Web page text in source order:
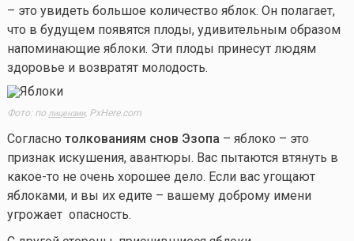
– это увидеть большое количество яблок. Он полагает,
что в будущем появятся плоды, удивительным образом
напоминающие яблоки. Эти плоды принесут людям
здоровье и возвратят молодость.
Фото: по лицензии,PxHere.com
Согласно толкованиям снов Эзопа – яблоко – это
признак искушения, авантюры. Вас пытаются втянуть в
какое-то не очень хорошее дело. Если вас угощают
яблоками, и вы их едите – вашему доброму имени
угрожает опасность.